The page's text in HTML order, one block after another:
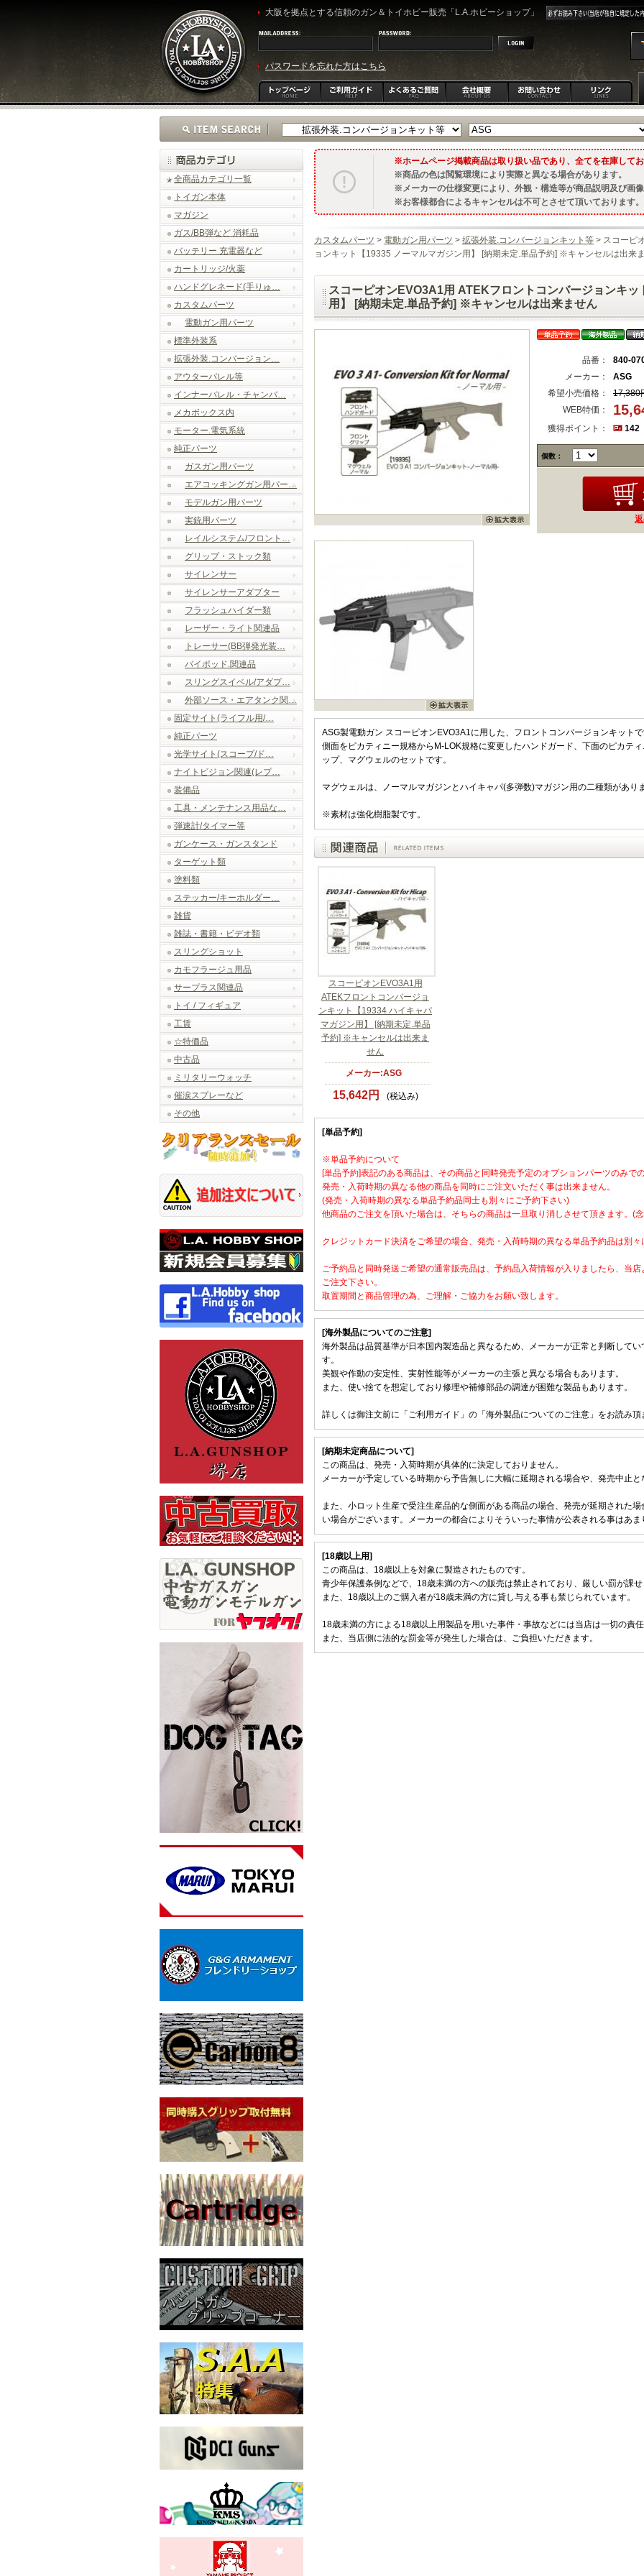
大阪を拠点とする信頼のガン＆トイホビー販売「L.A.ホビーショップ」
パスワードを忘れた方はこちら
全商品カテゴリ一覧
トイガン本体
マガジン
ガス/BB弾など 消耗品
バッテリー 充電器など
カートリッジ/火薬
ハンドグレネード(手りゅ…
カスタムパーツ
電動ガン用パーツ
標準外装系
拡張外装.コンバージョン…
アウターバレル等
インナーバレル・チャンバ…
メカボックス内
モーター.電気系統
純正パーツ
ガスガン用パーツ
エアコッキングガン用パー…
モデルガン用パーツ
実銃用パーツ
レイルシステム/フロント…
グリップ・ストック類
サイレンサー
サイレンサーアダプター
フラッシュハイダー類
レーザー・ライト関連品
トレーサー(BB弾発光装…
バイポッド.関連品
スリングスイベル/アダプ…
外部ソース・エアタンク関…
固定サイト(ライフル用/…
純正パーツ
光学サイト(スコープ/ド…
ナイトビジョン関連(レプ…
装備品
工具・メンテナンス用品な…
弾速計/タイマー等
ガンケース・ガンスタンド
ターゲット類
塗料類
ステッカー/キーホルダー…
雑貨
雑誌・書籍・ビデオ類
スリングショット
カモフラージュ用品
サープラス関連品
トイ / フィギュア
工賃
☆特価品
中古品
ミリタリーウォッチ
催涙スプレーなど
その他
ホームページ掲載商品は取り扱い品であり、全てを在庫してお
商品の色は閲覧環境により実際と異なる場合があります。
メーカーの仕様変更により、外観・構造等が商品説明及び画
お客様都合によるキャンセルは不可とさせて頂いております。
カスタムパーツ > 電動ガン用パーツ > 拡張外装.コンバージョンキット等 > スコーピ
ョンキット【19335 ノーマルマガジン用】 [納期未定.単品予約] ※キャンセルは出来
スコーピオンEVO3A1用 ATEKフロントコンバージョンキ
用】 [納期未定.単品予約] ※キャンセルは出来ません
品番：
840-
メーカー：
ASG
希望小売価格：
17,380
WEB特価：
獲得ポイント：
142
個数：
ASG製電動ガン スコーピオンEVO3A1に用した、フロントコンバージョンキットで
側面をピカティニー規格からM-LOK規格に変更したハンドガード、下面のピカテ
ップ、マグウェルのセットです。
マグウェルは、ノーマルマガジンとハイキャパ(多弾数)マガジン用の二種類がありま
※素材は強化樹脂製です。
スコーピオンEVO3A1用
ATEKフロントコンバージョ
ンキット【19334 ハイキャパ
マガジン用】 [納期未定.単品
予約] ※キャンセルは出来ま
せん
メーカー:ASG
15,642円 (税込み)
[単品予約]
※単品予約について
[単品予約]表記のある商品は、その商品と同時発売予定のオプションパーツのみで
発売・入荷時期の異なる他の商品を同時にご注文いただく事は出来ません。
(発売・入荷時期の異なる単品予約品同士も別々にご予約下さい)
他商品のご注文を頂いた場合は、そちらの商品は一旦取り消しさせて頂きます。(
クレジットカード決済をご希望の場合、発売・入荷時期の異なる単品予約品は別々
ご予約品と同時発送ご希望の通常販売品は、予約品入荷情報が入りましたら、当
ご注文下さい。
取置期間と商品管理の為、ご理解・ご協力をお願い致します。
[海外製品についてのご注意]
海外製品は品質基準が日本国内製造品と異なるため、メーカーが正常と判断して
す。
美観や作動の安定性、実射性能等がメーカーの主張と異なる場合もあります。
また、使い捨てを想定しており修理や補修部品の調達が困難な製品もあります。
詳しくは御注文前に「ご利用ガイド」の「海外製品についてのご注意」をお読み頂
[納期未定商品について]
この商品は、発売・入荷時期が具体的に決定しておりません。
メーカーが予定している時期から予告無しに大幅に延期される場合や、発売中止と
また、小ロット生産で受注生産品的な側面がある商品の場合、発売が延期された
い場合がございます。メーカーの都合によりそういった事情が公表される事はあま
[18歳以上用]
この商品は、18歳以上を対象に製造されたものです。
青少年保護条例などで、18歳未満の方への販売は禁止されており、厳しい罰が課せ
また、18歳以上のご購入者が18歳未満の方に貸し与える事も禁じられています。
18歳未満の方による18歳以上用製品を用いた事件・事故などには当店は一切の責任
また、当店側に法的な罰金等が発生した場合は、ご負担いただきます。